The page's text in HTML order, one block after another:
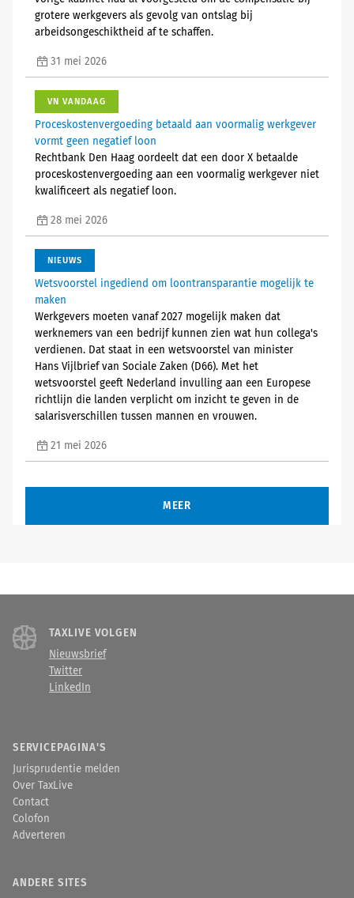
grotere werkgevers als gevolg van ontslag bij
arbeidsongeschiktheid af te schaffen.
31 mei 2026
VN VANDAAG
Proceskostenvergoeding betaald aan voormalig werkgever
vormt geen negatief loon
Rechtbank Den Haag oordeelt dat een door X betaalde
proceskostenvergoeding aan een voormalig werkgever niet
kwalificeert als negatief loon.
28 mei 2026
NIEUWS
Wetsvoorstel ingediend om loontransparantie mogelijk te
maken
Werkgevers moeten vanaf 2027 mogelijk maken dat
werknemers van een bedrijf kunnen zien wat hun collega's
verdienen. Dat staat in een wetsvoorstel van minister
Hans Vijlbrief van Sociale Zaken (D66). Met het
wetsvoorstel geeft Nederland invulling aan een Europese
richtlijn die landen verplicht om inzicht te geven in de
salarisverschillen tussen mannen en vrouwen.
21 mei 2026
MEER
TAXLIVE VOLGEN
Nieuwsbrief
Twitter
LinkedIn
SERVICEPAGINA'S
Jurisprudentie melden
Over TaxLive
Contact
Colofon
Adverteren
ANDERE SITES